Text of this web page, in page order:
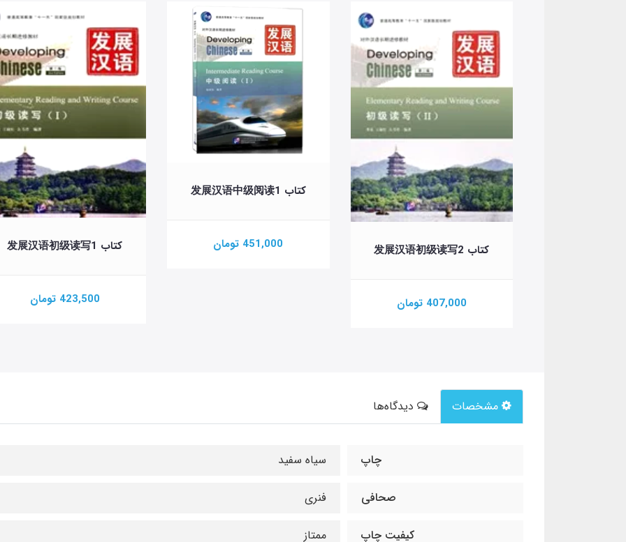
کتاب 发展汉语初级读写2
407,000 تومان
کتاب 发展汉语中级阅读1
451,000 تومان کتاب 发展汉语初级读写1
423,500 تومان
مشخصات دیدگاه‌ها
چاپ سیاه سفید
صحافی فنری
کیفیت چاپ ممتاز